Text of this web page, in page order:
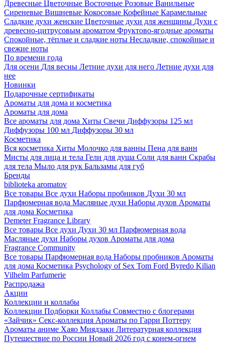
Древесные Цветочные Восточные Розовые Ванильные
Сиреневые Вишневые Кокосовые Кофейные Карамельные
Сладкие духи женские Цветочные духи для женщины Духи с
древесно-цитрусовым ароматом Фруктово-ягодные ароматы
Спокойные, тёплые и сладкие ноты Несладкие, спокойные и
свежие ноты
По времени года
Для осени Для весны Летние духи для него Летние духи для
нее
Новинки
Подарочные сертификаты
Ароматы для дома и косметика
Ароматы для дома
Все ароматы для дома Хиты Свечи Диффузоры 125 мл
Диффузоры 100 мл Диффузоры 30 мл
Косметика
Вся косметика Хиты Молочко для ванны Пена для ванн
Мисты для лица и тела Гели для душа Соли для ванн Скрабы
для тела Мыло для рук Бальзамы для губ
Бренды
biblioteka aromatov
Все товары Все духи Наборы пробников Духи 30 мл
Парфюмерная вода Масляные духи Наборы духов Ароматы
для дома Косметика
Demeter Fragrance Library
Все товары Все духи Духи 30 мл Парфюмерная вода
Масляные духи Наборы духов Ароматы для дома
Fragrance Community
Все товары Парфюмерная вода Наборы пробников Ароматы
для дома Косметика Psychology of Sex Tom Ford Byredo Kilian
Vilhelm Parfumerie
Распродажа
Акции
Коллекции и коллабы
Коллекции Подборки Коллабы Совместно с блогерами
«Зайчик» Секс-коллекция Ароматы по Гарри Поттеру
Ароматы аниме Хаяо Миядзаки Литературная коллекция
Путешествие по России Новый 2026 год с конем-огнем